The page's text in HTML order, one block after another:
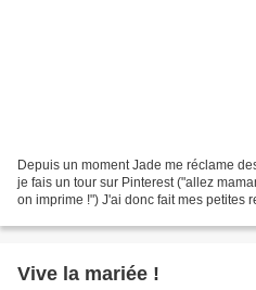
Depuis un moment Jade me réclame
je fais un tour sur Pinterest ("allez
on imprime !") J'ai donc fait mes petites
Vive la mariée !